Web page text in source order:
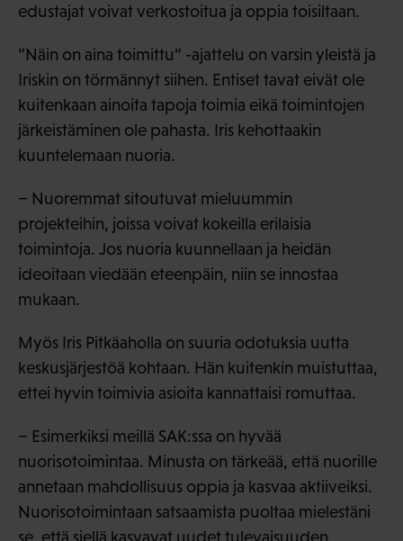
edustajat voivat verkostoitua ja oppia toisiltaan.
”Näin on aina toimittu” -ajattelu on varsin yleistä ja
Iriskin on törmännyt siihen. Entiset tavat eivät ole
kuitenkaan ainoita tapoja toimia eikä toimintojen
järkeistäminen ole pahasta. Iris kehottaakin
kuuntelemaan nuoria.
− Nuoremmat sitoutuvat mieluummin
projekteihin, joissa voivat kokeilla erilaisia
toimintoja. Jos nuoria kuunnellaan ja heidän
ideoitaan viedään eteenpäin, niin se innostaa
mukaan.
Myös Iris Pitkäaholla on suuria odotuksia uutta
keskusjärjestöä kohtaan. Hän kuitenkin muistuttaa,
ettei hyvin toimivia asioita kannattaisi romuttaa.
− Esimerkiksi meillä SAK:ssa on hyvää
nuorisotoimintaa. Minusta on tärkeää, että nuorille
annetaan mahdollisuus oppia ja kasvaa aktiiveiksi.
Nuorisotoimintaan satsaamista puoltaa mielestäni
se, että siellä kasvavat uudet tulevaisuuden